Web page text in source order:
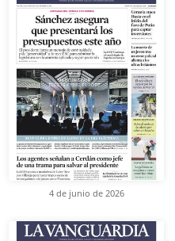
4 de junio de 2026